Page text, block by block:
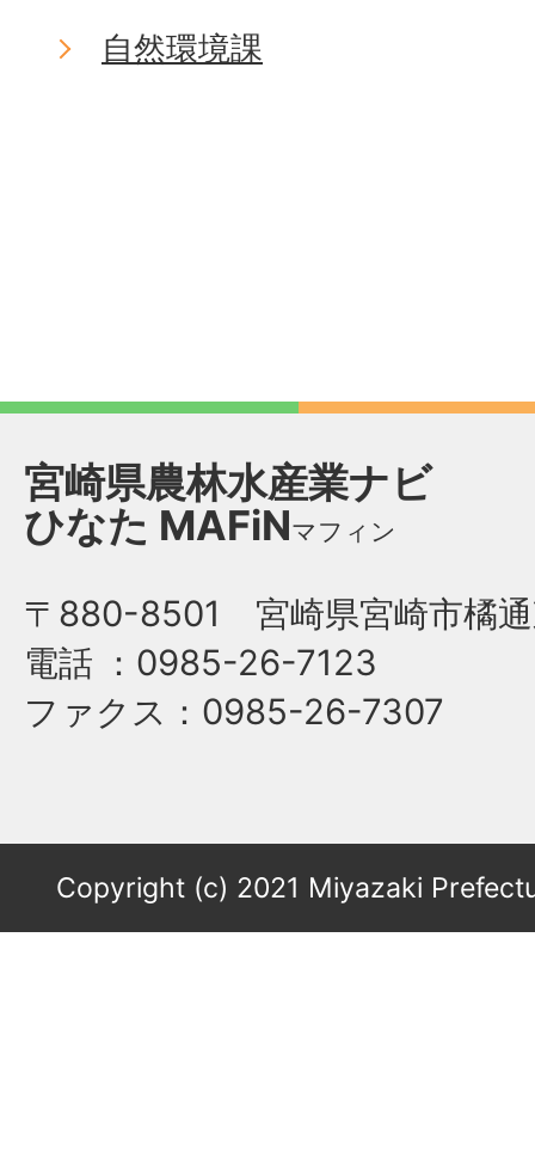
自然環境課
宮崎県農林水産業ナビ
ひなた MAFiNマフィン
〒880-8501 宮崎県宮崎市橘通
電話 ：0985-26-7123
ファクス ：0985-26-7307
Copyright (c) 2021 Miyazaki